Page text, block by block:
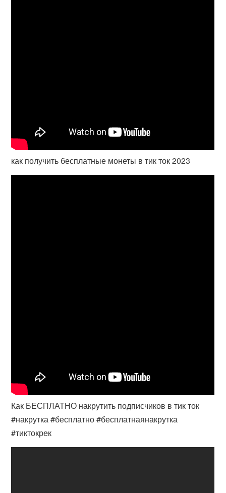
как получить бесплатные монеты в тик ток 2023
Как БЕСПЛАТНО накрутить подписчиков в тик ток
#накрутка #бесплатно #бесплатнаянакрутка
#тиктокрек